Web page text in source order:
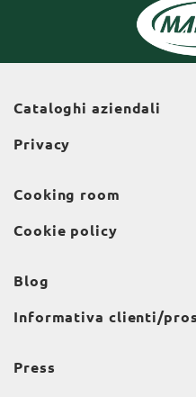
Cataloghi aziendali
Privacy
Cooking room
Cookie policy
Blog
Informativa clienti/
Press